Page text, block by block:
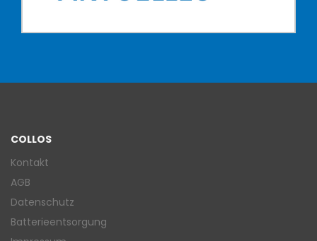
COLLOS
Kontakt
AGB
Datenschutz
Batterieentsorgung